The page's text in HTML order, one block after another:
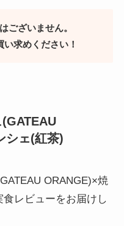
ございません。
求めください！
シェ(紅茶)
ORANGE)×焼
レビューをお届けし